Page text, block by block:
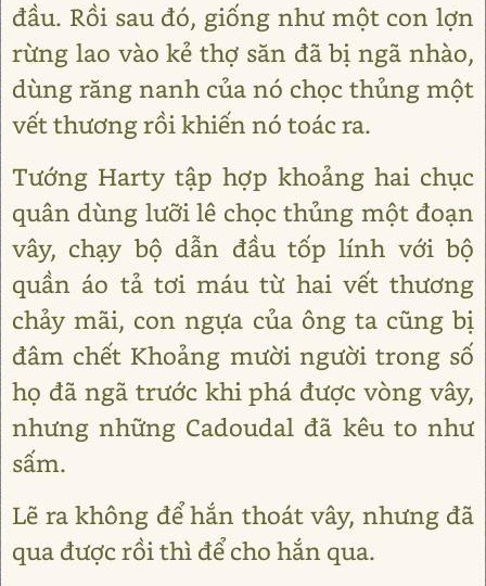
đầu. Rồi sau đó, giống như một con lợn
rừng lao vào kẻ thợ săn đã bị ngã nhào,
dùng răng nanh của nó chọc thủng một
vết thương rồi khiến nó toác ra.
Tướng Harty tập hợp khoảng hai chục
quân dùng lưỡi lê chọc thủng một đoạn
vây, chạy bộ dẫn đầu tốp lính với bộ
quần áo tả tơi máu từ hai vết thương
chảy mãi, con ngựa của ông ta cũng bị
đâm chết Khoảng mười người trong số
họ đã ngã trước khi phá được vòng vây,
nhưng những Cadoudal đã kêu to như
sấm.
Lẽ ra không để hắn thoát vây, nhưng đã
qua được rồi thì để cho hắn qua.